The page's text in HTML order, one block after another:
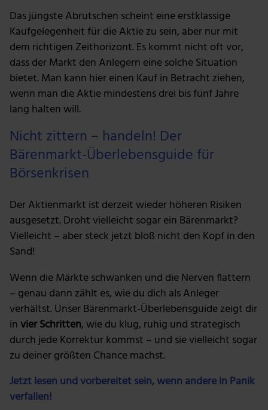
Das jüngste Abrutschen scheint eine erstklassige
Kaufgelegenheit für die Aktie zu sein, aber nur mit
dem richtigen Zeithorizont. Es kommt nicht oft vor,
dass der Markt den Anlegern eine solche Situation
bietet. Man kann hier einen Kauf in Betracht ziehen,
wenn man die Aktie mindestens drei bis fünf Jahre
lang halten will.
Nicht zittern – handeln! Der
Bärenmarkt-Überlebensguide für
Börsenkrisen
Der Aktienmarkt ist derzeit wieder höheren Risiken
ausgesetzt. Droht vielleicht sogar ein Bärenmarkt?
Vielleicht – aber steck jetzt bloß nicht den Kopf in den
Sand!
Wenn die Märkte schwanken und die Nerven flattern
– genau dann zählt es, wie du dich als Anleger
verhältst. Unser Bärenmarkt-Überlebensguide zeigt dir
invier Schritten, wie du klug, ruhig und strategisch
durch jede Korrektur kommst – und sie vielleicht sogar
zu deiner größten Chance machst.
Jetzt lesen und vorbereitet sein, wenn andere in Panik
verfallen!